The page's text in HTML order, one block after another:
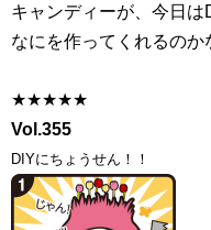
キャンディーが、今日は
なにを作ってくれるのか
★★★★★
Vol.355
DIYにちょうせん！！